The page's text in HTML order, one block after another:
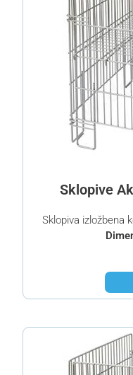
Sklopive
Sklopiva izložbena